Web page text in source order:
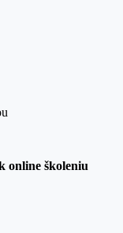
online školeniu